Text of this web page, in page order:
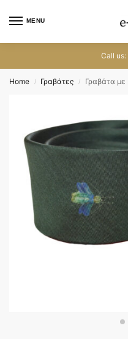
MENU
Call
Home / Γραβάτες / Γραβάτα με